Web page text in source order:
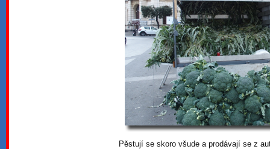
Pěstují se skoro všude a prodávají se z